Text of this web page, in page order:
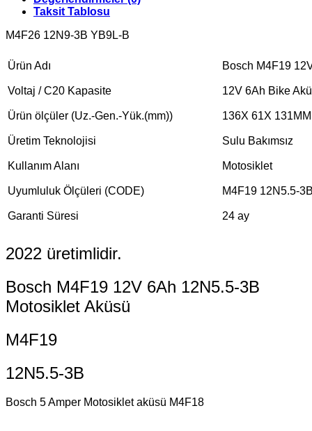
Taksit Tablosu
M4F26 12N9-3B YB9L-B
Ürün Adı Bosch M4F19
Voltaj / C20 Kapasite 12V 6Ah Bike Akü
Ürün ölçüler (Uz.-Gen.-Yük.(mm)) 136X 61X 131MM
Üretim Teknolojisi Sulu Bakımsız
Kullanım Alanı Motosiklet
Uyumluluk Ölçüleri (CODE) M4F19 12N5.5-
Garanti Süresi 24 ay
2022 üretimlidir.
Bosch M4F19 12V 6Ah 12N5.5-3B
Motosiklet Aküsü
M4F19
12N5.5-3B
Bosch 5 Amper Motosiklet aküsü M4F18